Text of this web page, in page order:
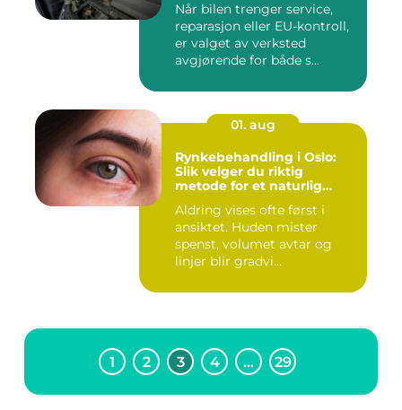
Når bilen trenger service,
reparasjon eller EU-kontroll,
er valget av verksted
avgjørende for både s...
01. aug
Rynkebehandling i Oslo:
Slik velger du riktig
metode for et naturlig
Aldring vises ofte først i
ansiktet. Huden mister
spenst, volumet avtar og
linjer blir gradvi...
1 2 3 4 … 29